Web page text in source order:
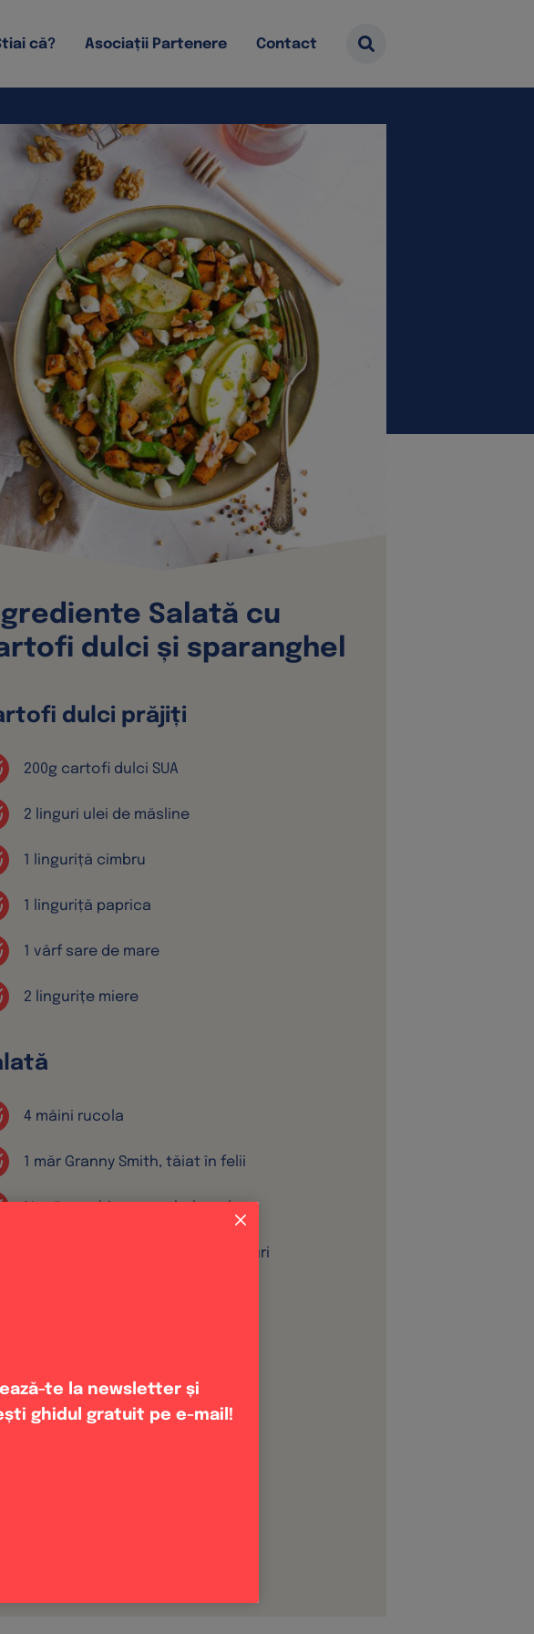
că? Asociații Partenere Contact
Salată cu
dulci și sparanghel
dulci prăjiți
200g cartofi dulci SUA
2 linguri ulei de măsline
1 linguriță cimbru
1 linguriță paprica
1 vârf sare de mare
2 lingurițe miere
4 mâini rucola
1 măr Granny Smith, tăiat în felii
20g brânză de capră, tăiată cuburi
4 linguri ulei de măsline
te la newsletter și
ghidul gratuit pe e-mail!